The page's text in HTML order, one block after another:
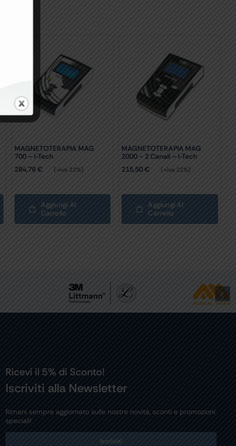
MAGNETOTERAPIA MAG
700 – I-Tech
284,76 € (+iva 22%)
Aggiungi Al
Carrello
MAGNETOTERAPIA MAG
2000 – 2 Canali – I-Tech
215,50€ (+iva 22%)
Aggiungi Al
Carrello
Ricevi il 5% di Sconto!
Iscriviti alla Newsletter
Rimani sempre aggiornato sulle nostre novità, sconti e promozioni
speciali!
Iscriviti